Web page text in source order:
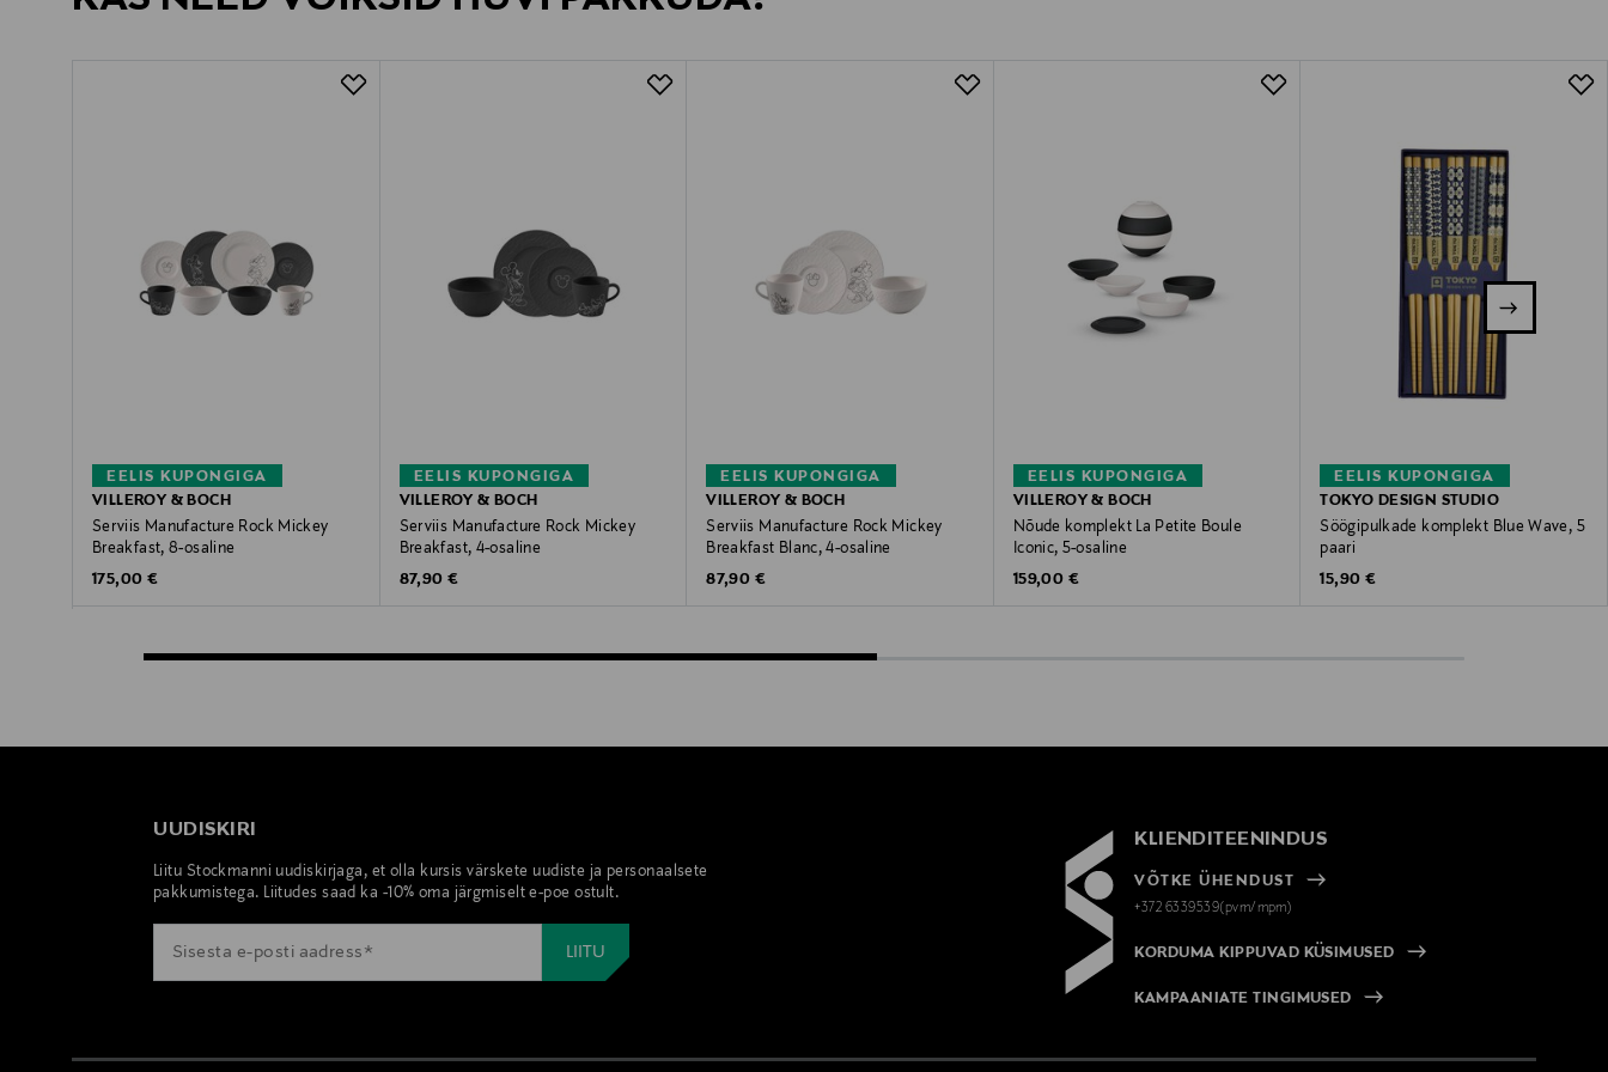
EELIS KUPONGIGA
VILLEROY & BOCH
Serviis Manufacture Rock Mickey
Breakfast, 8-osaline
Original Price
175,00 €
EELIS KUPONGIGA
VILLEROY & BOCH
Serviis Manufacture Rock Mickey
Breakfast, 4-osaline
Original Price
87,90 €
EELIS KUPONGIGA
VILLEROY & BOCH
Serviis Manufacture Rock Mickey
Breakfast Blanc, 4-osaline
Original Price
87,90 €
EELIS KUPONGIGA
VILLEROY & BOCH
Nõude komplekt La Petite Boule
Iconic, 5-osaline
Original Price
159,00 €
EELIS KUPONGIGA
TOKYO DESIGN STUDIO
Söögipulkade komplekt Blue Wave, 5
paari
Original Price
15,90 €
UUDISKIRI
Liitu Stockmanni uudiskirjaga, et olla kursis värskete uudiste ja personaalsete
pakkumistega. Liitudes saad ka -10% oma järgmiselt e-poe ostult.
KLIENDITEENINDUS
VÕTKE ÜHENDUST
+372 6339539(pvm/mpm)
KORDUMA KIPPUVAD KÜSIMUSED
KAMPAANIATE TINGIMUSED